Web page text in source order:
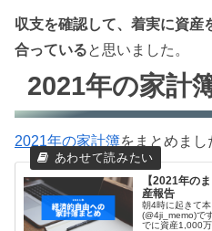
収支を確認して、着実に資産
合っていると思いました。
2021年の家計
2021年の家計簿をまとめまし
【2021年の
産報告
朝4時に起きて
(@4ji_memo)で
でに資産1,000